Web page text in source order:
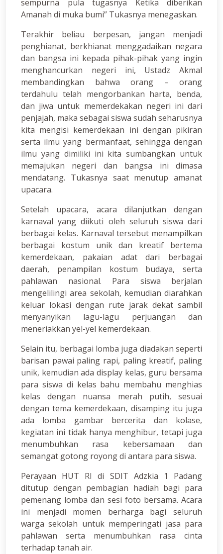
sempurna pula tugasnya Ketika diberikan
Amanah di muka bumi” Tukasnya menegaskan.
Terakhir beliau berpesan, jangan menjadi
penghianat, berkhianat menggadaikan negara
dan bangsa ini kepada pihak-pihak yang ingin
menghancurkan negeri ini, Ustadz Akmal
membandingkan bahwa orang – orang
terdahulu telah mengorbankan harta, benda,
dan jiwa untuk memerdekakan negeri ini dari
penjajah, maka sebagai siswa sudah seharusnya
kita mengisi kemerdekaan ini dengan pikiran
serta ilmu yang bermanfaat, sehingga dengan
ilmu yang dimiliki ini kita sumbangkan untuk
memajukan negeri dan bangsa ini dimasa
mendatang. Tukasnya saat menutup amanat
upacara.
Setelah upacara, acara dilanjutkan dengan
karnaval yang diikuti oleh seluruh siswa dari
berbagai kelas. Karnaval tersebut menampilkan
berbagai kostum unik dan kreatif bertema
kemerdekaan, pakaian adat dari berbagai
daerah, penampilan kostum budaya, serta
pahlawan nasional. Para siswa berjalan
mengelilingi area sekolah, kemudian diarahkan
keluar lokasi dengan rute jarak dekat sambil
menyanyikan lagu-lagu perjuangan dan
meneriakkan yel-yel kemerdekaan.
Selain itu, berbagai lomba juga diadakan seperti
barisan pawai paling rapi, paling kreatif, paling
unik, kemudian ada display kelas, guru bersama
para siswa di kelas bahu membahu menghias
kelas dengan nuansa merah putih, sesuai
dengan tema kemerdekaan, disamping itu juga
ada lomba gambar bercerita dan kolase,
kegiatan ini tidak hanya menghibur, tetapi juga
menumbuhkan rasa kebersamaan dan
semangat gotong royong di antara para siswa.
Perayaan HUT RI di SDIT Adzkia 1 Padang
ditutup dengan pembagian hadiah bagi para
pemenang lomba dan sesi foto bersama. Acara
ini menjadi momen berharga bagi seluruh
warga sekolah untuk memperingati jasa para
pahlawan serta menumbuhkan rasa cinta
terhadap tanah air.